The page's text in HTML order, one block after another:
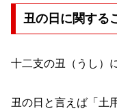
丑の日に関する
十二支の丑（うし）
丑の日と言えば「土